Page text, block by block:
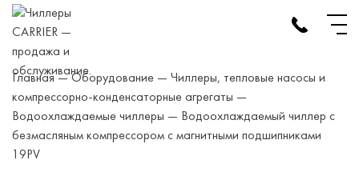
Skip
content
Главная—Оборудование — Чиллеры, тепловые насосы и
компрессорно-конденсаторные агрегаты —
Водоохлаждаемые чиллеры — Водоохлаждаемый чиллер с
безмасляным компрессором с магнитными подшипниками
19PV